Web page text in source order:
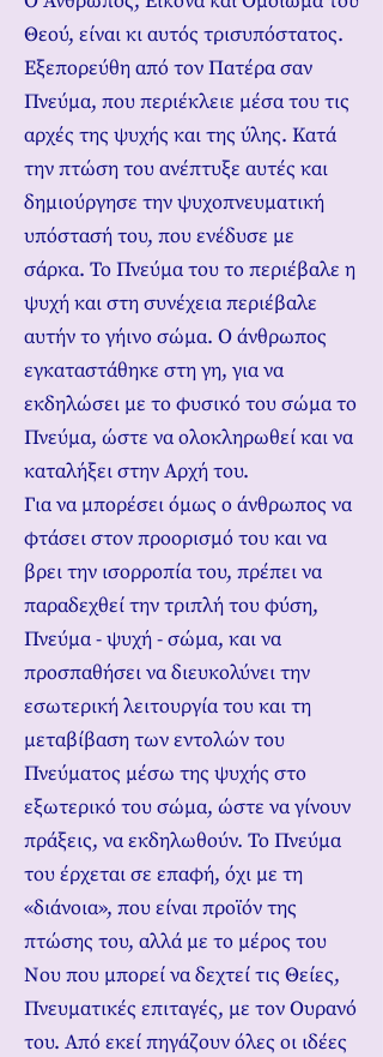
Θεού, είναι κι αυτός τρισυπόστατος.
Εξεπορεύθη από τον Πατέρα σαν
Πνεύμα, που περιέκλειε μέσα του τις
αρχές της ψυχής και της ύλης. Κατά
την πτώση του ανέπτυξε αυτές και
δημιούργησε την ψυχοπνευματική
υπόστασή του, που ενέδυσε με
σάρκα. Το Πνεύμα του το περιέβαλε η
ψυχή και στη συνέχεια περιέβαλε
αυτήν το γήινο σώμα. Ο άνθρωπος
εγκαταστάθηκε στη γη, για να
εκδηλώσει με το φυσικό του σώμα το
Πνεύμα, ώστε να ολοκληρωθεί και να
καταλήξει στην Αρχή του.
Για να μπορέσει όμως ο άνθρωπος να
φτάσει στον προορισμό του και να
βρει την ισορροπία του, πρέπει να
παραδεχθεί την τριπλή του φύση,
Πνεύμα - ψυχή - σώμα, και να
προσπαθήσει να διευκολύνει την
εσωτερική λειτουργία του και τη
μεταβίβαση των εντολών του
Πνεύματος μέσω της ψυχής στο
εξωτερικό του σώμα, ώστε να γίνουν
πράξεις, να εκδηλωθούν. Το Πνεύμα
του έρχεται σε επαφή, όχι με τη
«διάνοια», που είναι προϊόν της
πτώσης του, αλλά με το μέρος του
Νου που μπορεί να δεχτεί τις Θείες,
Πνευματικές επιταγές, με τον Ουρανό
του. Από εκεί πηγάζουν όλες οι ιδέες